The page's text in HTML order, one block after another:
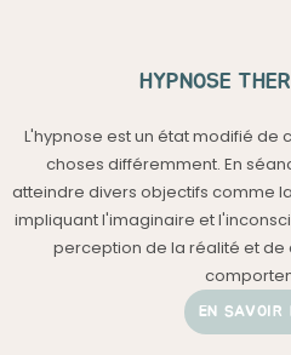
HYPNOSE
L'hypnose est un état modifié de
choses différemment. En
atteindre divers objectifs comme
impliquant l'imaginaire et
perception de la réalité et
EN SAVOIR